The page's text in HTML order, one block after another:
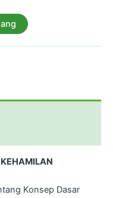
Konsep Dasar